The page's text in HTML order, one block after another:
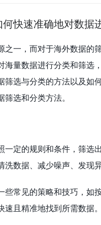
快速准确地对数据
之一，而对于海外数据的
海量数据进行分类和筛选
筛选与分类的方法以及如
选和分类方法。
一定的规则和条件，筛选
数据、减少噪声、发现
常见的策略和技巧，如
且精准地找到所需数据。